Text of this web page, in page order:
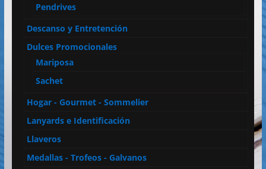
Pendrives
Descanso y Entretención
Dulces Promocionales
Mariposa
Sachet
Hogar - Gourmet - Sommelier
Lanyards e Identificación
Llaveros
Medallas - Trofeos - Galvanos